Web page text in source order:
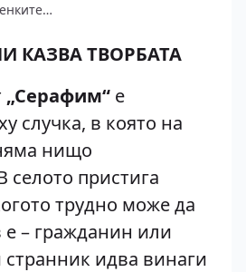
КАЗВА ТВОРБАТА
„Серафим“ е
случка, в която на
нищо
селото пристига
трудно може да
е – гражданин или
странник идва винаги